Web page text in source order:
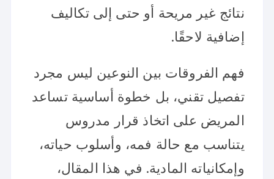
نتائج غير مريحة أو حتى إلى تكاليف
إضافية لاحقًا.
فهم الفروقات بين النوعين ليس مجرد
تفصيل تقني، بل خطوة أساسية تساعد
المريض على اتخاذ قرار مدروس
يتناسب مع حالة فمه، وأسلوب حياته،
وإمكانياته المادية. في هذا المقال،